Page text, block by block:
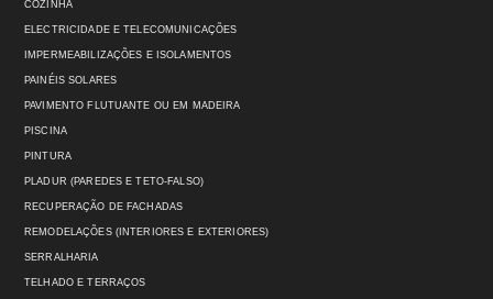
COZINHA
ELECTRICIDADE E TELECOMUNICAÇÕES
IMPERMEABILIZAÇÕES E ISOLAMENTOS
PAINÉIS SOLARES
PAVIMENTO FLUTUANTE OU EM MADEIRA
PISCINA
PINTURA
PLADUR (PAREDES E TETO-FALSO)
RECUPERAÇÃO DE FACHADAS
REMODELAÇÕES (INTERIORES E EXTERIORES)
SERRALHARIA
TELHADO E TERRAÇOS